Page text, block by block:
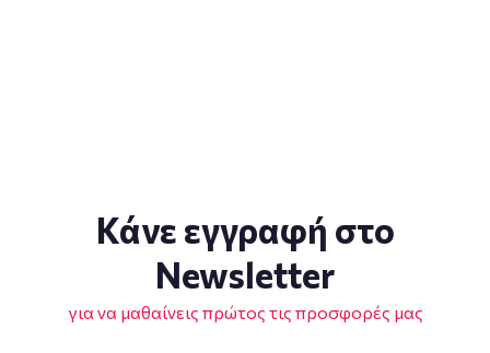
Κάνε εγγραφή στο
Newsletter
για να μαθαίνεις πρώτος τις προσφορές μας